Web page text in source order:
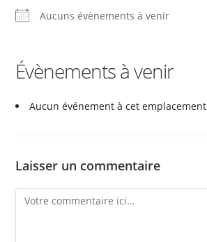
Aucuns évènements à venir
Évènements à venir
Aucun événement à cet emplacement
Laisser un commentaire